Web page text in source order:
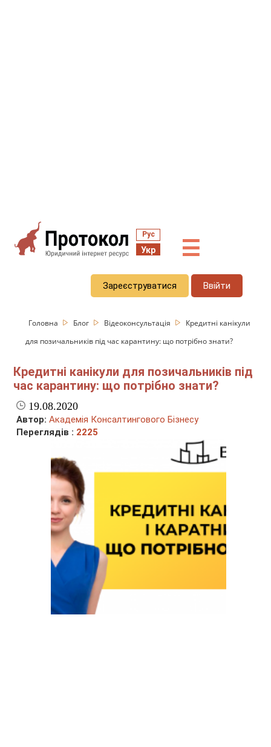
Рус
Укр ☰
Зареєструватися Ввійти
Головна Блог Відеоконсультація
Кредитні канікули
для позичальників під час карантину: що потрібно знати?
Кредитні канікули для позичальників під
час карантину: що потрібно знати?
19.08.2020
Автор: Академія Консалтингового Бізнесу
Переглядів : 2225